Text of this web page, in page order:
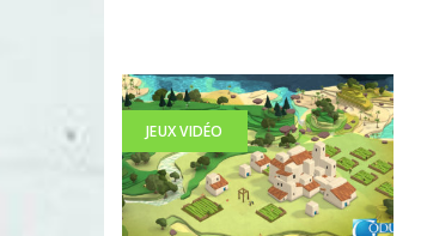
JEUX VIDÉO